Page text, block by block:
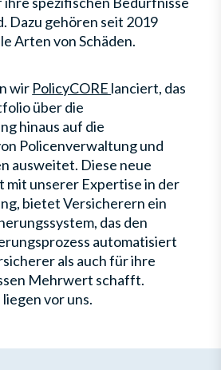
Dazu gehören seit 2019
Arten von Schäden.
wir PolicyCORE lanciert, das
über die
hinaus auf die
Policenverwaltung und
ausweitet. Diese neue
mit unserer Expertise in der
bietet Versicherern ein
das den
automatisiert
als auch für ihre
Mehrwert schafft.
vor uns.